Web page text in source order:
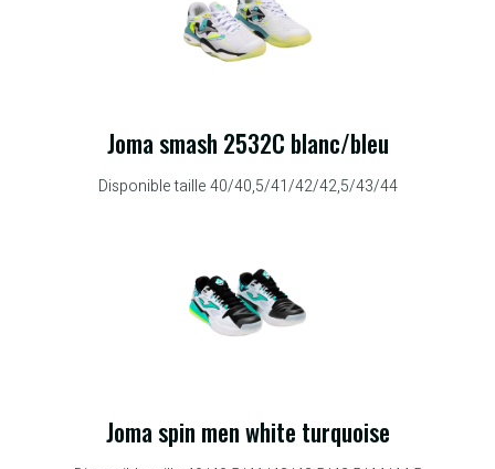
Joma smash 2532C blanc/bleu
Disponible taille 40/40,5/41/42/42,5/43/44
Joma spin men white turquoise